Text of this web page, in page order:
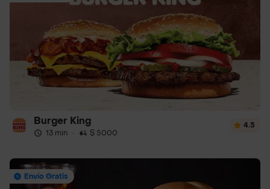
Burger King
13 min · $ 5000
4.5
Envío Gratis